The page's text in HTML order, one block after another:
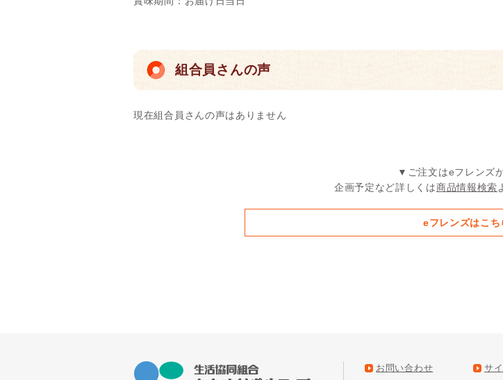
組合員さんの声
現在組合員さんの声はありません
▼ご注文はeフレンズ
企画予定など詳しくは商品情報検索
eフレンズはこち
お問い合わせ サ